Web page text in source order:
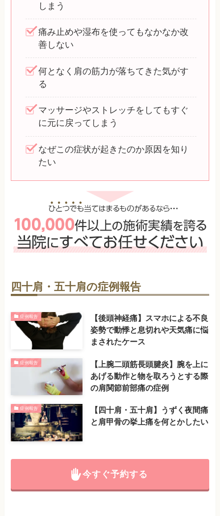
しまう
痛み止めや湿布を使ってもなかなか改
善しない
何となく肩の筋力が落ちてきた気がす
る
マッサージやストレッチをしてもすぐ
に元に戻ってしまう
なぜこの症状が起きたのか原因を知り
たい
四十肩・五十肩の症例報告
症例報告
【後頭神経痛】スマホによる不良
姿勢で動悸と息切れや天気痛に悩
まされたケース
症例報告
【上腕二頭筋長頭腱炎】腕を上に
あげる動作と物を取ろうとする際
の肩関節前部痛の症例
症例報告
【四十肩・五十肩】うずく夜間痛
と肩甲骨の挙上痛を何とかしたい
今すぐ予約する